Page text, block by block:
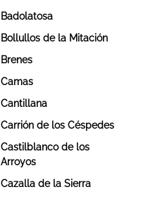
Badolatosa
Bollullos de la Mitación
Brenes
Camas
Cantillana
Carrión de los Céspedes
Castilblanco de los
Arroyos
Cazalla de la Sierra